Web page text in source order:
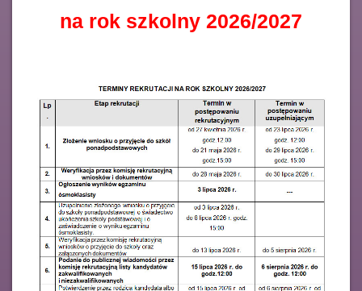
na rok szkolny 2026/2027